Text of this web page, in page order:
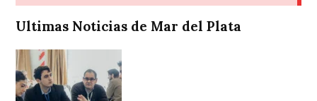
Ultimas Noticias de Mar del Plata